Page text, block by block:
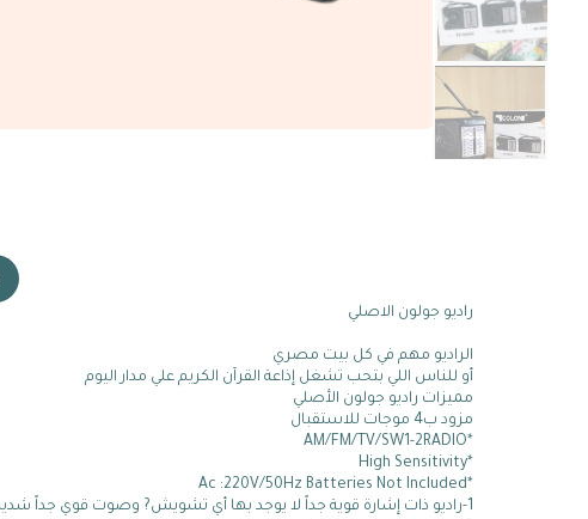
راديو جولون الاصلي
الراديو مهم في كل بيت مصري
أو للناس اللي بتحب تشغل إذاعة القرآن الكريم علي مدار اليوم
مميزات راديو جولون الأصلي
مزود ب4 موجات للاستقبال
*AM/FM/TV/SW1-2RADIO
*High Sensitivity
*Ac :220V/50Hz Batteries Not Included
1-راديو ذات إشارة قوية جداً لا يوجد بها أي تشويش? وصوت قوي جداً شديد النقاء